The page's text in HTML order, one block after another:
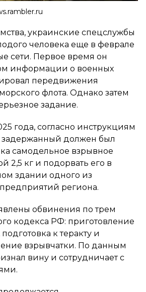
украинские спецслужбы
человека еще в феврале
сети. Первое время он
информации о военных
передвижения
флота. Однако затем
задание.
года, согласно инструкциям
задержанный должен был
самодельное взрывное
2,5 кг и подорвать его в
здании одного из
региона.
обвинения по трем
кодекса РФ: приготовление
к теракту и
взрывчатки. По данным
вину и сотрудничает с